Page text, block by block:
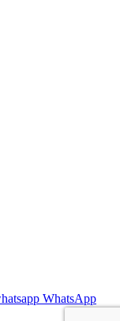
WhatsApp